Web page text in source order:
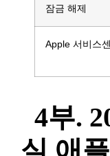
잠금 해제
Apple 서비스
4부.